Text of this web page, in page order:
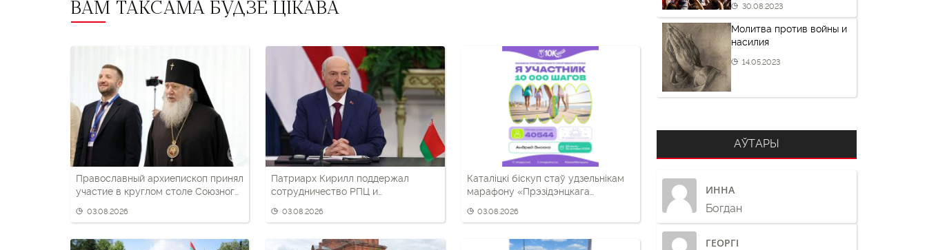
ВАМ ТАКСАМА БУДЗЕ ЦІКАВА
Православный архиепископ принял
участие в круглом столе Союзного
03.08.2026
Патриарх Кирилл поддержал
сотрудничество РПЦ и
патриотическом воспитании детей
03.08.2026
Каталіцкі біскуп стаў удзельнікам
марафону «Прэзідэнцкага
03.08.2026
30.08.2023
Молитва против войны и
насилия
14.05.2023
АЎТАРЫ
ИННА
Богдан
ГЕОРГІ